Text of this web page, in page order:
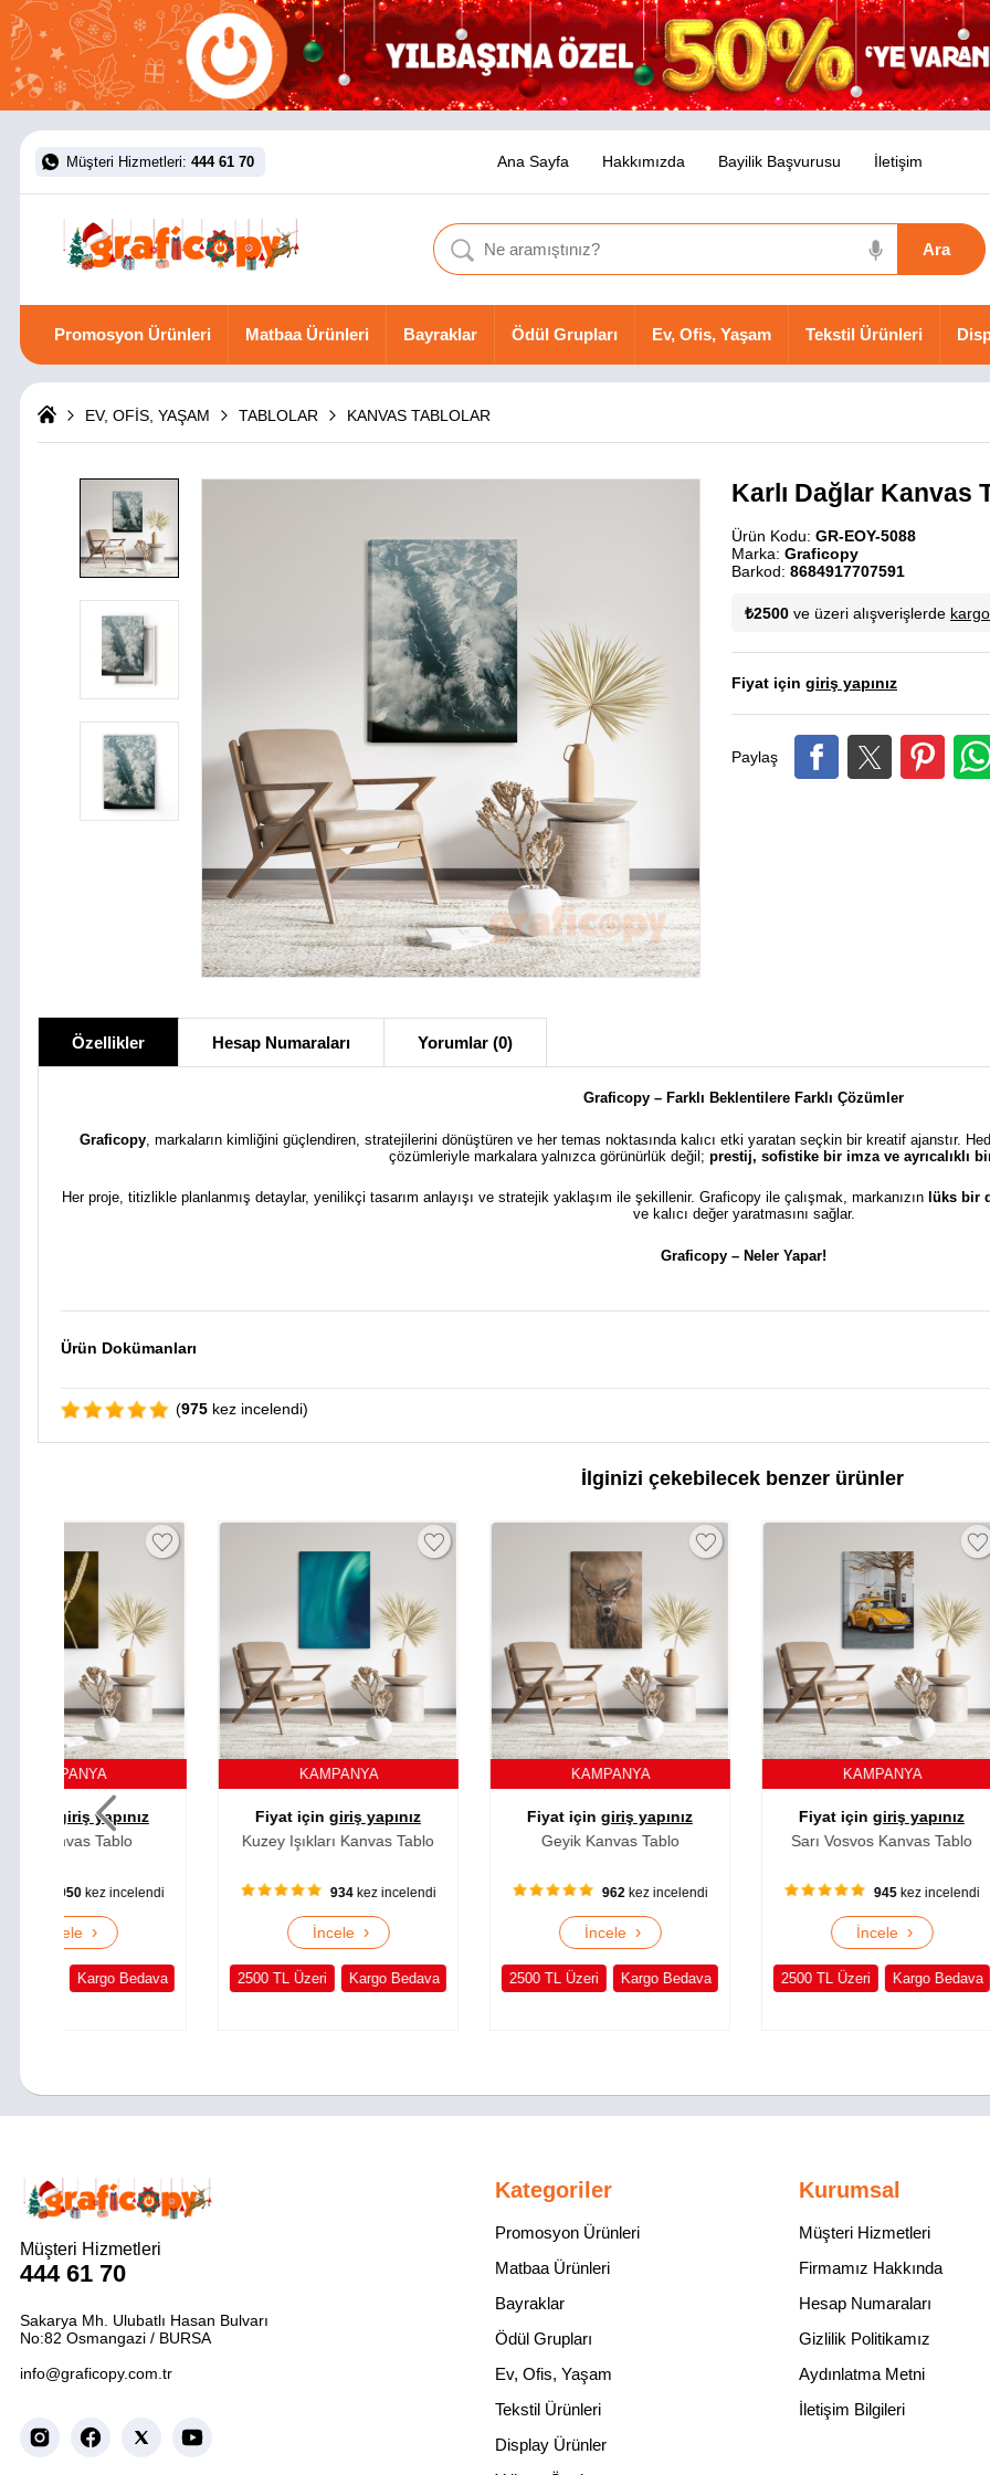
Müşteri Hizmetleri: 444 61 70 Ana Sayfa Hakkımızda Bayilik Başvurusu İletişim
Promosyon Ürünleri Matbaa Ürünleri Bayraklar Ödül Grupları Ev, Ofis, Yaşam Tekstil Ürünleri
EV, OFİS, YAŞAM TABLOLAR KANVAS TABLOLAR
Karlı Dağlar Kanvas
Ürün Kodu: GR-EOY-5088
Marka: Graficopy
Barkod: 8684917707591
₺2500 ve üzeri alışverişlerde
Fiyat için giriş yapınız
Paylaş
Özellikler Hesap Numaraları Yorumlar (0)
Graficopy – Farklı Beklentilere Farklı Çözümler
Graficopy, markaların kimliğini güçlendiren, stratejilerini dönüştüren ve her temas noktasında kalıcı etki yaratan seçkin bir kreatif ajanstır.
çözümleriyle markalara yalnızca görünürlük değil; prestij, sofistike bir imza ve ayrıcalıklı
Her proje, titizlikle planlanmış detaylar, yenilikçi tasarım anlayışı ve stratejik yaklaşım ile şekillenir. Graficopy ile çalışmak, markanızın lüks bir
ve kalıcı değer yaratmasını sağlar.
Graficopy – Neler Yapar!
Ürün Dokümanları
(975 kez incelendi)
İlginizi çekebilecek benzer ürünler
Fiyat için
giriş yapınız
Kuzey Işıkları Kanvas Tablo
kez incelendi
2500 TL Üzeri Kargo Bedava
Fiyat için
giriş yapınız
Geyik Kanvas Tablo
kez incelendi
2500 TL Üzeri Kargo Bedava
Fiyat için
giriş yapınız
Sarı Vosvos Kanvas Tablo
kez incelendi
2500 TL Üzeri Kargo Bedava
Fiyat
2500 TL
Müşteri Hizmetleri
444 61 70
Sakarya Mh. Ulubatlı Hasan Bulvarı
No:82 Osmangazi / BURSA
info@graficopy.com.tr
Kategoriler Kurumsal
Promosyon Ürünleri
Matbaa Ürünleri
Bayraklar
Ödül Grupları
Ev, Ofis, Yaşam
Tekstil Ürünleri
Display Ürünler
Müşteri Hizmetleri
Firmamız Hakkında
Hesap Numaraları
Gizlilik Politikamız
Aydınlatma Metni
İletişim Bilgileri